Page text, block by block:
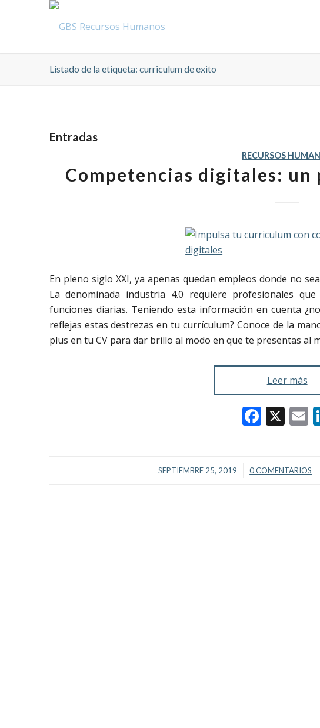
Listado de la etiqueta: curriculum de exito
Entradas
RECURSOS
Competencias digitales:
En pleno siglo XXI, ya apenas quedan empleos donde no
La denominada industria 4.0 requiere profesionales
funciones diarias. Teniendo esta información en cuenta
reflejas estas destrezas en tu currículum? Conoce de la
plus en tu CV para dar brillo al modo en que te presentas al
Leer más
X
SEPTIEMBRE 25, 2019
/ 0 COMENTARIOS
/